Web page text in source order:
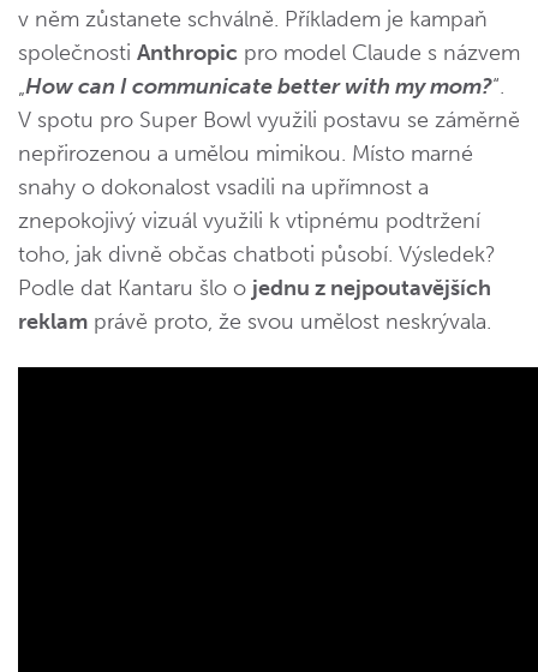
v něm zůstanete schválně. Příkladem je kampaň
společnosti Anthropic pro model Claude s názvem
„How can I communicate better with my mom?“.
V spotu pro Super Bowl využili postavu se záměrně
nepřirozenou a umělou mimikou. Místo marné
snahy o dokonalost vsadili na upřímnost a
znepokojivý vizuál využili k vtipnému podtržení
toho, jak divně občas chatboti působí. Výsledek?
Podle dat Kantaru šlo o jednu z nejpoutavějších
reklam právě proto, že svou umělost neskrývala.